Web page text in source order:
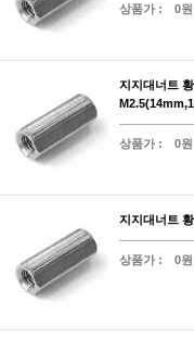
상품가 : 0원
지지대너트
상품가 : 0원
지지대너트
상품가 : 0원